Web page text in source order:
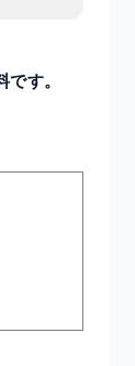
す。